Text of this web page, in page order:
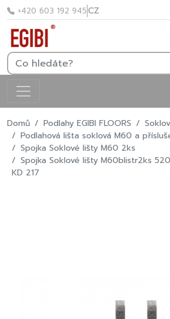
+420 603 192 945CZ
Domů Podlahy EGIBI FLOORS
Podlahová lišta soklová M60 a
Spojka Soklové lišty M60 2ks
Spojka Soklové lišty M60blistr2ks
KD 217